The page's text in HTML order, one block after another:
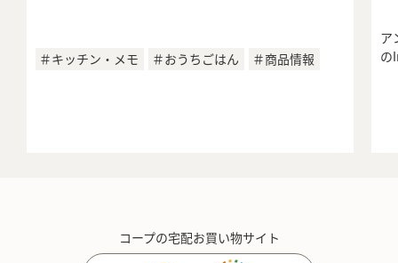
＃キッチン・メモ ＃おうちごはん ＃商品情報
ア
の
コープの宅配お買い物サイト